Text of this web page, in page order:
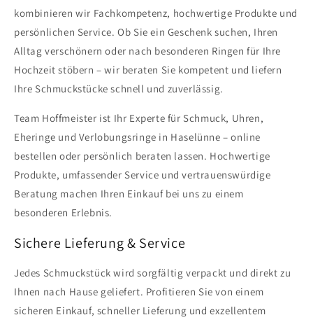
kombinieren wir Fachkompetenz, hochwertige Produkte und
persönlichen Service. Ob Sie ein Geschenk suchen, Ihren
Alltag verschönern oder nach besonderen Ringen für Ihre
Hochzeit stöbern – wir beraten Sie kompetent und liefern
Ihre Schmuckstücke schnell und zuverlässig.
Team Hoffmeister ist Ihr Experte für Schmuck, Uhren,
Eheringe und Verlobungsringe in Haselünne – online
bestellen oder persönlich beraten lassen. Hochwertige
Produkte, umfassender Service und vertrauenswürdige
Beratung machen Ihren Einkauf bei uns zu einem
besonderen Erlebnis.
Sichere Lieferung & Service
Jedes Schmuckstück wird sorgfältig verpackt und direkt zu
Ihnen nach Hause geliefert. Profitieren Sie von einem
sicheren Einkauf, schneller Lieferung und exzellentem